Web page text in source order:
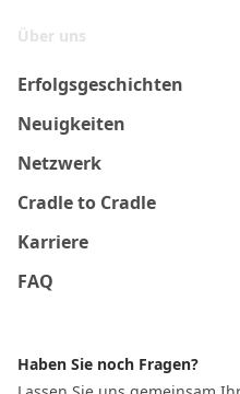
Über uns
Erfolgsgeschichten
Neuigkeiten
Netzwerk
Cradle to Cradle
Karriere
FAQ
Haben Sie noch Fragen?